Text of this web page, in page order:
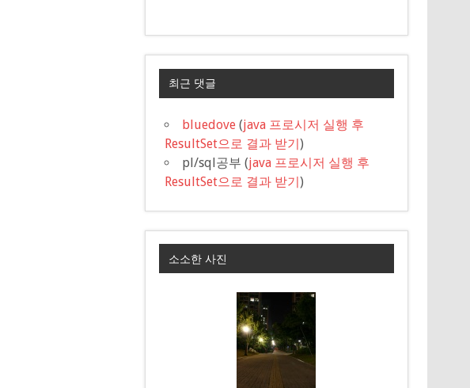
최근 댓글
bluedove (java 프로시저 실행 후
ResultSet으로 결과 받기)
pl/sql공부 (java 프로시저 실행 후
ResultSet으로 결과 받기)
소소한 사진